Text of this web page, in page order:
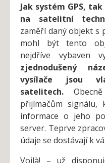
Jak systém GPS,
na satelitní
zaměří daný objekt s
mohl být tento
nejdříve vybaven
zjednodušený
vysílače jsou
satelitech.
přijímačům
informace o jeho
server. Teprve
údaje se dostávají k
Voilà! – už